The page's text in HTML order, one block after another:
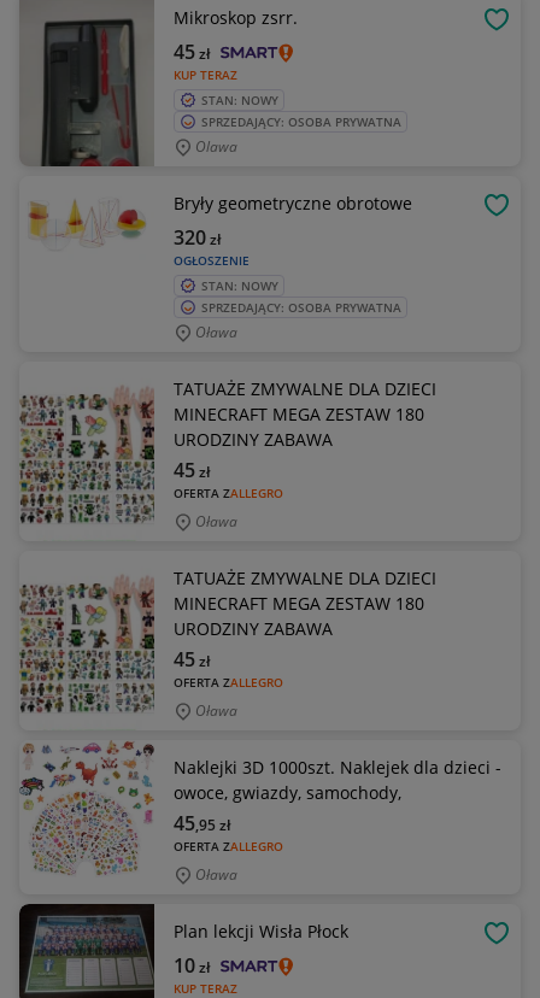
Mikroskop zsrr.
KUP TERAZ
45zł
STAN: NOWY
SPRZEDAJĄCY: OSOBA PRYWATNA
Olawa
Bryły geometryczne obrotowe
OGŁOSZENIE
320zł
STAN: NOWY
SPRZEDAJĄCY: OSOBA PRYWATNA
Oława
TATUAŻE ZMYWALNE DLA DZIECI
MINECRAFT MEGA ZESTAW 180
URODZINY ZABAWA
OFERTA ZALLEGRO
45zł
Oława
TATUAŻE ZMYWALNE DLA DZIECI
MINECRAFT MEGA ZESTAW 180
URODZINY ZABAWA
OFERTA ZALLEGRO
45zł
Oława
Naklejki 3D 1000szt. Naklejek dla dzieci -
owoce, gwiazdy, samochody,
OFERTA ZALLEGRO
45,95 zł
Oława
Plan lekcji Wisła Płock
KUP TERAZ
10zł